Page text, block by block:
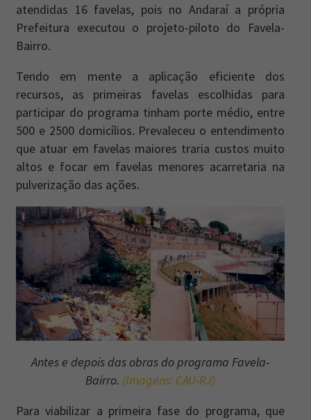
atendidas 16 favelas, pois no Andaraí a própria
Prefeitura executou o projeto-piloto do Favela-
Bairro.
Tendo em mente a aplicação eficiente dos
recursos, as primeiras favelas escolhidas para
participar do programa tinham porte médio, entre
500 e 2500 domicílios. Prevaleceu o entendimento
que atuar em favelas maiores traria custos muito
altos e focar em favelas menores acarretaria na
pulverização das ações.
Antes e depois das obras do programa Favela-
Bairro. (Imagens: CAU-RJ)
Para viabilizar a primeira fase do programa, que